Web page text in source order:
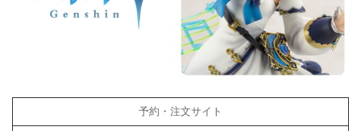
予約・注文サイト